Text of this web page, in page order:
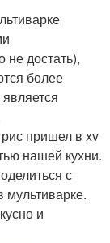
достать),
более
пришел в xv
нашей кухни.
с
и